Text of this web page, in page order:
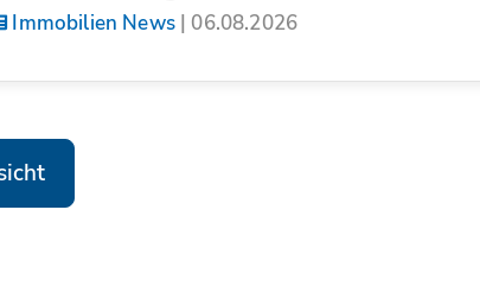
Immobilien News| 06.08.2026